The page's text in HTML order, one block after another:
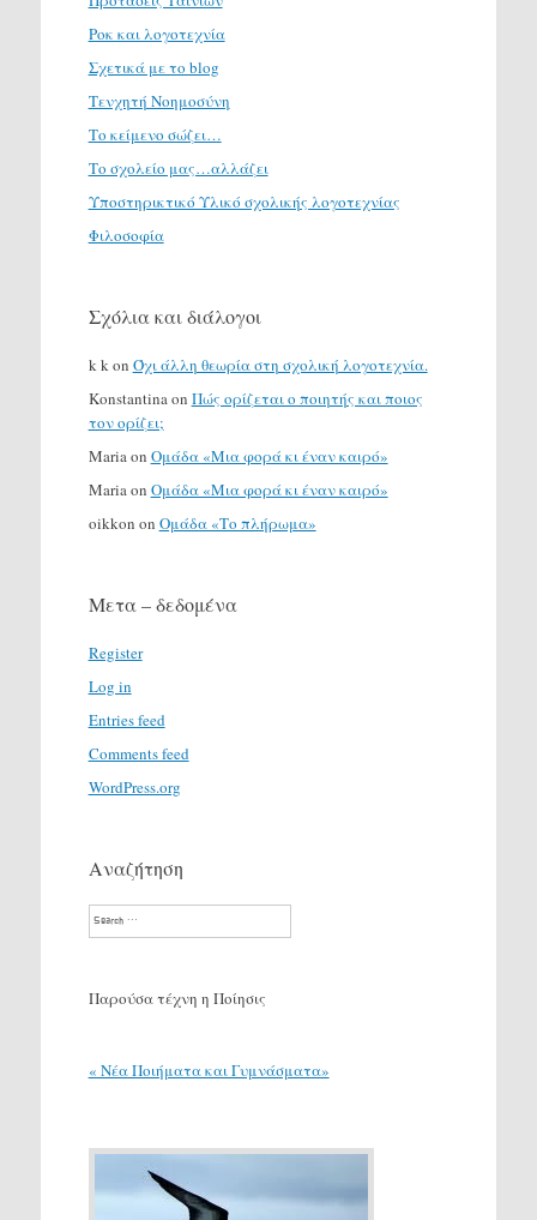
Ροκ και λογοτεχνία
Σχετικά με το blog
Τενχητή Νοημοσύνη
Το κείμενο σώζει…
Το σχολείο μας…αλλάζει
Υποστηρικτικό Υλικό σχολικής λογοτεχνίας
Φιλοσοφία
Σχόλια και διάλογοι
k k on Όχι άλλη θεωρία στη σχολική λογοτεχνία.
Konstantina on Πώς ορίζεται ο ποιητής και ποιος
τον ορίζει;
Maria on Ομάδα «Μια φορά κι έναν καιρό»
Maria on Ομάδα «Μια φορά κι έναν καιρό»
oikkon on Ομάδα «Το πλήρωμα»
Μετα – δεδομένα
Register
Log in
Entries feed
Comments feed
WordPress.org
Αναζήτηση
Search
Παρούσα τέχνη η Ποίησις
« Νέα Ποιήματα και Γυμνάσματα»